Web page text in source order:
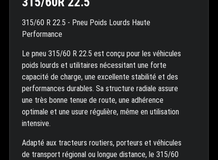
315/60 R 22.5 - Pneu Poids Lourds Haute
Performance
Le pneu 315/60 R 22.5 est conçu pour les véhicules
poids lourds et utilitaires nécessitant une forte
capacité de charge, une excellente stabilité et des
performances durables. Sa structure radiale assure
une très bonne tenue de route, une adhérence
optimale et une usure régulière, même en utilisation
intensive.
Adapté aux tracteurs routiers, porteurs et véhicules
de transport régional ou longue distance, le 315/60